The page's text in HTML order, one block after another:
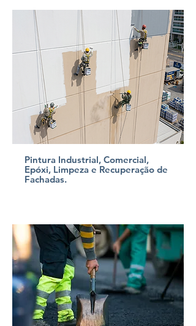
Pintura Industrial, Comercial,
Epóxi, Limpeza e Recuperação de
Fachadas.